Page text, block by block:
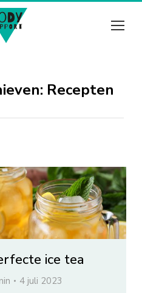
Recepten
ice tea
4 juli 2023